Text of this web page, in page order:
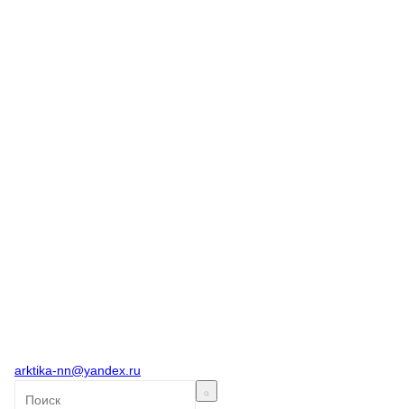
arktika-nn@yandex.ru